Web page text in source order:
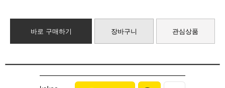
바로 구매하기 장바구니 관심상품